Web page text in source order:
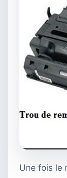
Une fois le